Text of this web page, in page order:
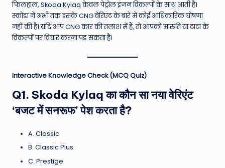
फिलहाल, Skoda Kylaq केवल पेट्रोल इंजन विकल्पों के साथ आती है।
स्कोडा ने अभी तक इसके CNG वेरिएंट के बारे में कोई आधिकारिक घोषणा
नहीं की है। यदि आप CNG कार की तलाश में हैं, तो आपको मारुति या टाटा के
विकल्पों पर विचार करना पड़ सकता है।
Interactive Knowledge Check (MCQ Quiz)
Q1. Skoda Kylaq का कौन सा नया वेरिएंट
‘बजट में सनरूफ’ पेश करता है?
A. Classic
B. Classic Plus
C. Prestige